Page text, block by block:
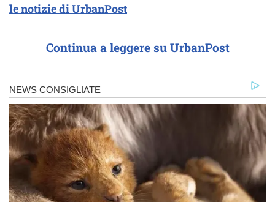
le notizie di UrbanPost
Continua a leggere su UrbanPost